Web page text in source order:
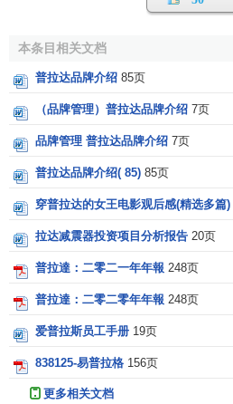
Prada在富裕的贵族环境中长大，
战斗性、与时髦无缘的女性。对于
行左右的服装、由著名设计师缝制
长大的人来继承PRADA的事业，
的精神准备，Miuccia Prada便走
颇显陈旧，在传统的名义下正襟危
与现代的融合”作为奋斗目标。
Patrizio Bertelli相识，一见钟情之
的伴侣，从而掀开了PRADA的新
作，丈大则以思路清晰的逻辑进行
域，相互补充不足的部分。最强的
手提包袋外，更于一九八三年推出
装，一九九四年推出男装，一九九
本条目相关文档
普拉达品牌介绍 85页
（品牌管理）普拉达品牌介绍 7页
品牌管理 普拉达品牌介绍 7页
普拉达品牌介绍( 85) 85页
穿普拉达的女王电影观后感(精选多篇)
拉达减震器投资项目分析报告 20页
普拉達：二零二一年年報 248页
普拉達：二零二零年年報 248页
爱普拉斯员工手册 19页
838125-易普拉格 156页
更多相关文档